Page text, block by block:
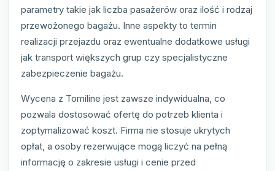
parametry takie jak liczba pasażerów oraz ilość i rodzaj
przewożonego bagażu. Inne aspekty to termin
realizacji przejazdu oraz ewentualne dodatkowe usługi
jak transport większych grup czy specjalistyczne
zabezpieczenie bagażu.
Wycena z Tomiline jest zawsze indywidualna, co
pozwala dostosować ofertę do potrzeb klienta i
zoptymalizować koszt. Firma nie stosuje ukrytych
opłat, a osoby rezerwujące mogą liczyć na pełną
informację o zakresie usługi i cenie przed